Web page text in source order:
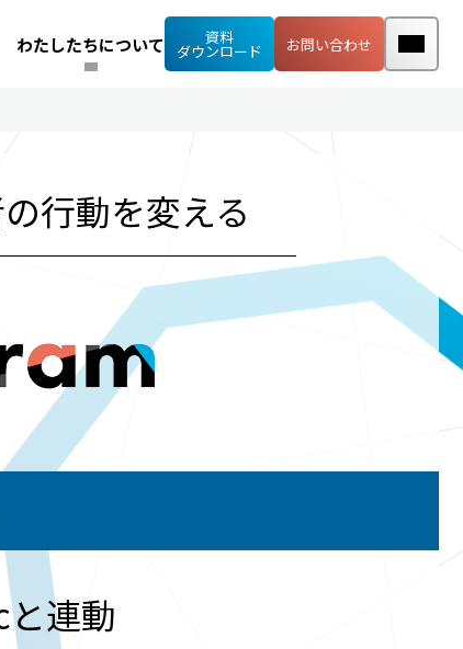
わたしたちについて 資料
ダウンロード お問い合わせ
行動を変える
と連動